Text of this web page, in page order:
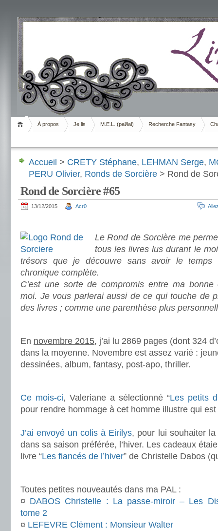
Livrement
À propos Je lis M.E.L. (pal/lal) Recherche Fantasy
Accueil > CRETY Stéphane, LEHMAN Serge,
PERU Olivier, Ronds de Sorcière > Rond de
Rond de Sorcière #65
13/12/2015 Acr0
Le Rond de Sorcière me
tous les livres lus durant le
trésors que je découvre sans avoir le temps
chronique complète.
C’est une sorte de compromis entre ma bonne
moi. Je vous parlerai aussi de ce qui touche de
des livres ; comme une parenthèse plus
En novembre 2015, j’ai lu 2869 pages (dont 324
dans la moyenne. Novembre est assez varié :
dessinées, album, fantasy, post-apo, thriller.
Ce mois-ci, Valeriane a sélectionné “Les petits
pour rendre hommage à cet homme illustre qui
J’ai envoyé un colis à Eirilys, pour lui souhaiter
dans sa saison préférée, l’hiver. Les cadeaux
livre “Les fiancés de l’hiver” de Christelle Dabos
Toutes petites nouveautés dans ma PAL :
¤ DABOS Christelle : La passe-miroir – Les
tome 2
¤ LEFEVRE Clément : Monsieur Walter